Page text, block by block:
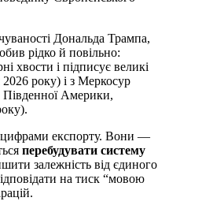
Дональда Трампа,
рідко й повільно:
хвости і підписує великі
року) і з Меркосур
Америки,
експорту. Вони —
перебудувати систему
залежність від єдиного
на тиск “мовою